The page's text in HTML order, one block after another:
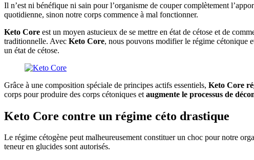
Il n’est ni bénéfique ni sain pour l’organisme de couper complètement
quotidienne, sinon notre corps commence à mal fonctionner.
Keto Core est un moyen astucieux de se mettre en état de cétose et de
traditionnelle. Avec Keto Core, nous pouvons modifier le régime cétonique
un état de cétose.
Grâce à une composition spéciale de principes actifs essentiels, Keto Core
corps pour produire des corps cétoniques et augmente le processus de
Keto Core contre un régime céto drastique
Le régime cétogène peut malheureusement constituer un choc pour notre
teneur en glucides sont autorisés.